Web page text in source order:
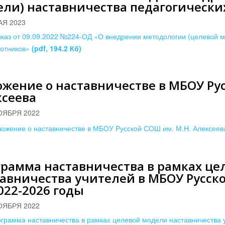
наставничества
2023
от 09.09.2022 №224-ОД «О внедрении методологии (целевой
(pdf, 194.2 Кб)
о наставничестве в МБОУ
2022
о наставничестве в МБОУ Русской СОШ им. М.Н.
наставничества в рамках
учителей в МБОУ
2026 годы
2022
наставничества в рамках целевой модели